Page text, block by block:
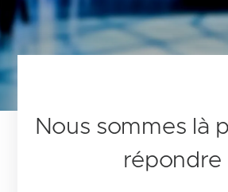
Nous sommes là
répondre